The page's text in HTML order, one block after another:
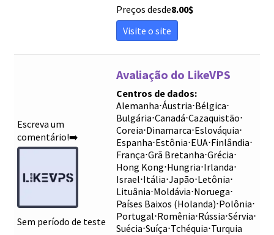
Preços desde8.00$
Visite o site
Escreva um
comentário!➡️
Sem período de teste
Avaliação do LikeVPS
Centros de dados:
Alemanha⋅Áustria⋅Bélgica⋅
Bulgária⋅Canadá⋅Cazaquistão⋅
Coreia⋅Dinamarca⋅Eslováquia⋅
Espanha⋅Estônia⋅EUA⋅Finlândia⋅
França⋅Grã Bretanha⋅Grécia⋅
Hong Kong⋅Hungria⋅Irlanda⋅
Israel⋅Itália⋅Japão⋅Letônia⋅
Lituânia⋅Moldávia⋅Noruega⋅
Países Baixos (Holanda)⋅Polônia⋅
Portugal⋅Romênia⋅Rússia⋅Sérvia⋅
Suécia⋅Suíça⋅Tchéquia⋅Turquia